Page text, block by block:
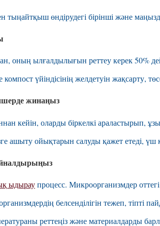
кыргыз тили
국어
Latviešu valoda
Lietuvių kalba
македонски јазик
Bahasa Melayu
Te Reo Māori
өндірудегі бірінші және
оның ылғалдылығын реттеу керек 50%
үйіндісінің желдетуін жақсарту,
жинаңыз
кейін, оларды біркелкі араластырып,
ашыту ойықтарын салуды қажет етеді, үш
ыдыраупроцесс. Микроорганизмдер
белсенділігін тежеп, тіпті
реттеңіз және материалдарды